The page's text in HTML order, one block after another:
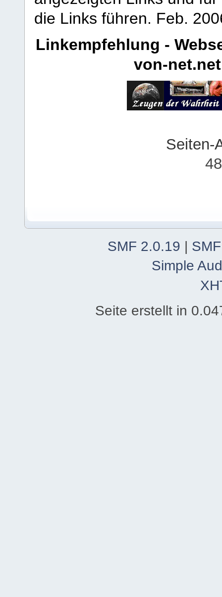
die Links führen. Feb.
Linkempfehlung -
von-net.net
Seiten-
SMF 2.0.19 |
Simple
Seite erstellt in